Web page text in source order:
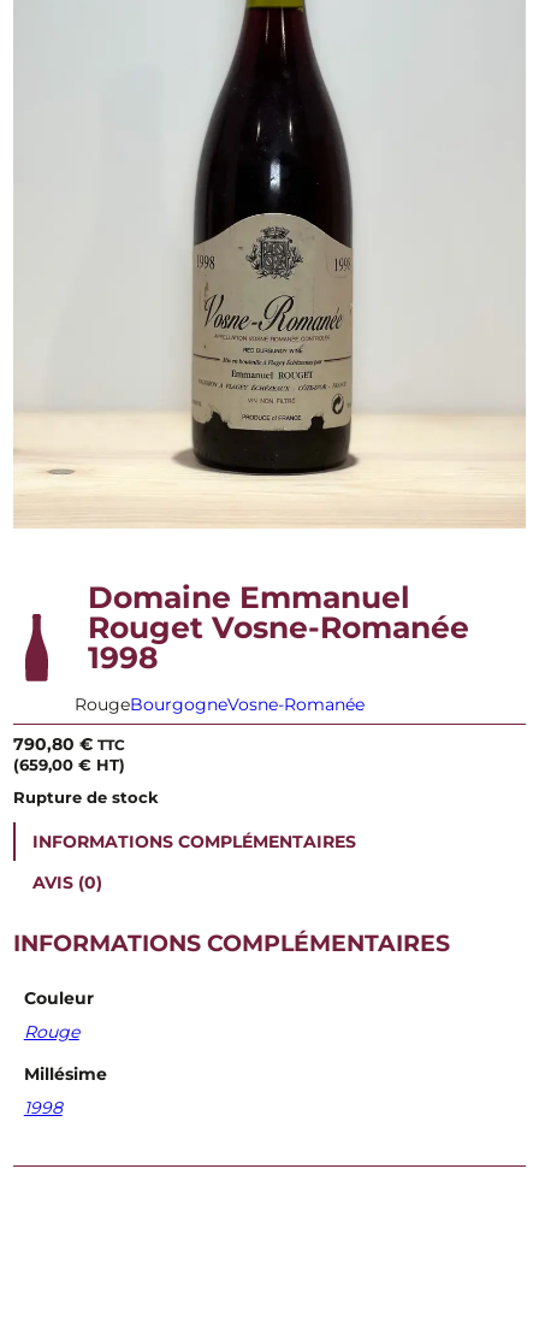
Domaine Emmanuel
Rouget Vosne-Romanée
1998
RougeBourgogneVosne-Romanée
790,80 € TTC
(659,00 €HT)
Rupture de stock
INFORMATIONS COMPLÉMENTAIRES
AVIS (0)
INFORMATIONS COMPLÉMENTAIRES
Couleur
Rouge
Millésime
1998